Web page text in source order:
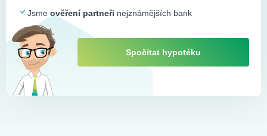
Jsme ověření partneři nejznámějších bank
Spočítat hypotéku